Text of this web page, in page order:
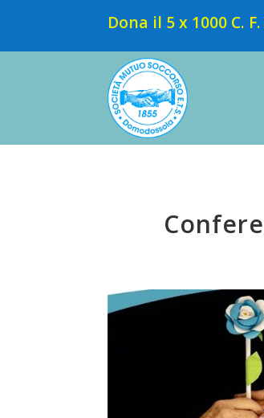
Dona il 5 x 1000 C.